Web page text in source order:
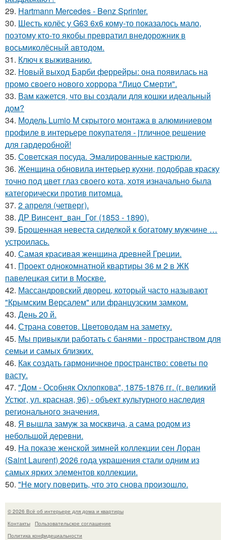
29. Hartmann Mercedes - Benz Sprinter.
30. Шесть колёс у G63 6x6 кому-то показалось мало,
поэтому кто-то якобы превратил внедорожник в
восьмиколёсный автодом.
31. Ключ к выживанию.
32. Новый выход Барби феррейры: она появилась на
промо своего нового хоррора "Лицо Смерти".
33. Вам кажется, что вы создали для кошки идеальный
дом?
34. Модель Lumio M скрытого монтажа в алюминиевом
профиле в интерьере покупателя - jтличное решение
для гардеробной!
35. Советская посуда. Эмалированные кастрюли.
36. Женщина обновила интерьер кухни, подобрав краску
точно под цвет глаз своего кота, хотя изначально была
категорически против питомца.
37. 2 апреля (четверг).
38. ДР Винсент_ван_Гог (1853 - 1890).
39. Брошенная невеста сиделкой к богатому мужчине …
устроилась.
40. Самая красивая женщина древней Греции.
41. Проект однокомнатной квартиры 36 м 2 в ЖК
павелецкая сити в Москве.
42. Массандровский дворец, который часто называют
"Крымским Версалем" или французским замком.
43. День 20 й.
44. Страна советов. Цветоводам на заметку.
45. Мы привыкли работать с банями - пространством для
семьи и самых близких.
46. Как создать гармоничное пространство: советы по
васту.
47. "Дом - Особняк Охлопкова", 1875-1876 гг. (г. великий
Устюг, ул. красная, 96) - объект культурного наследия
регионального значения.
48. Я вышла замуж за москвича, а сама родом из
небольшой деревни.
49. На показе женской зимней коллекции сен Лоран
(Saint Laurent) 2026 года украшения стали одним из
самых ярких элементов коллекции.
50. "Не могу поверить, что это снова произошло.
© 2026 Всё об интерьере для дома и квартиры
Контакты
Пользовательское соглашение
Политика конфидециальности